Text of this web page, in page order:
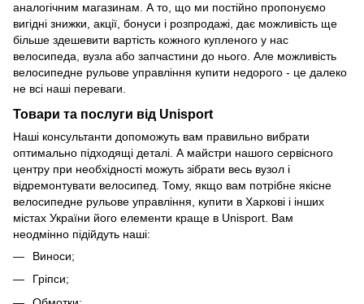
аналогічним магазинам. А то, що ми постійно пропонуємо
вигідні знижки, акції, бонуси і розпродажі, дає можливість ще
більше здешевити вартість кожного купленого у нас
велосипеда, вузла або запчастини до нього. Але можливість
велосипедне рульове управління купити недорого - це далеко
не всі наші переваги.
Товари та послуги від Unisport
Наші консультанти допоможуть вам правильно вибрати
оптимально підходящі деталі. А майстри нашого сервісного
центру при необхідності можуть зібрати весь вузол і
відремонтувати велосипед. Тому, якщо вам потрібне якісне
велосипедне рульове управління, купити в Харкові і інших
містах України його елементи краще в Unisport. Вам
неодмінно підійдуть наші:
Виноси;
Гріпси;